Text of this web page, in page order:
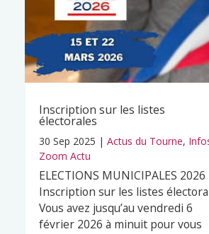
Inscription sur les listes
électorales
30 Sep 2025 | Actus du Tourne,
Zoom Actu
ELECTIONS MUNICIPALES 2026
Inscription sur les listes
Vous avez jusqu’au vendredi 6
février 2026 à minuit pour vous